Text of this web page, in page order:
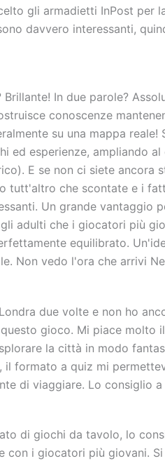
gli armadietti InPost per
davvero interessanti,
Brillante! In due parole?
conoscenze
su una mappa
ed esperienze, ampliando
E se non ci siete
tutt'altro che scontate e i
Un grande vantaggio
adulti che i giocatori più
equilibrato.
Non vedo l'ora che arrivi
due volte e non ho
gioco. Mi piace molto
la città in modo
il formato a quiz mi
di viaggiare. Lo consiglio
di giochi da tavolo, lo
con i giocatori più giovani.